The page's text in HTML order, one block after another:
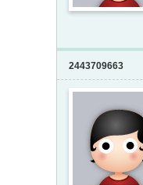
2443709663